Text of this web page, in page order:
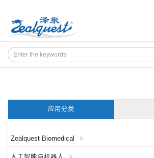
应用分类
Zealquest Biomedical >